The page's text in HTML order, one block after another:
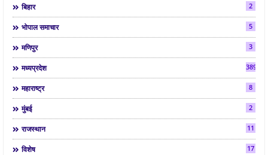
बिहार 2
भोपाल समाचार 5
मणिपुर 3
मध्यप्रदेश 3892
महाराष्ट्र 8
मुंबई 2
राजस्थान 11
विशेष 17